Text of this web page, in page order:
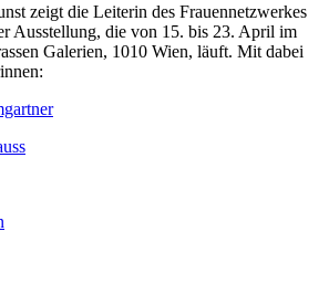
zeigt die Leiterin des Frauennetzwerkes
Ausstellung, die von 15. bis 23. April im
Galerien, 1010 Wien, läuft. Mit dabei